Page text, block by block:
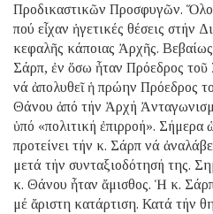
Προδικαστικῶν Προσφυγῶν. Ὅλο
πού εἶχαν ἡγετικές θέσεις στήν
κεφαλῆς κάποιας Ἀρχῆς. Βεβαίως
Σάρπ, ἐν ὅσω ἦταν Πρόεδρος τοῦ
νά ἀπολυθεῖ ἡ πρώην Πρόεδρος
Θάνου ἀπό τήν Ἀρχή
ὑπό «πολιτική ἐπιρροή».
προτείνει τήν κ. Σάρπ νά
μετά τήν συνταξιοδότησή της.
κ. Θάνου ἦταν ἄμισθος. Ἡ κ. Σάρπ
μέ ἄριστη κατάρτιση. Κατά τήν